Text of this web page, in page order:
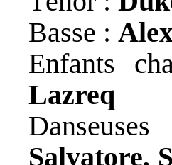
Basse :
Enfants
Lazreq
Salvatore,